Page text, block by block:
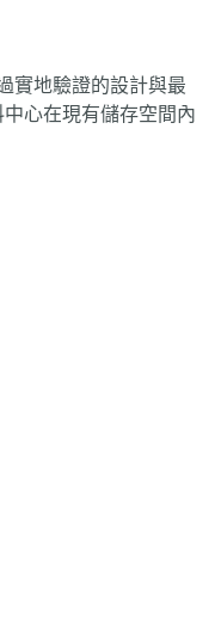
實地驗證的設計與最
心在現有儲存空間內